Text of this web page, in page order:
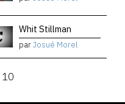
Whit Stillman
parJosué Morel
10